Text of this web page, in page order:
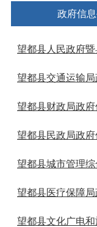
政府信
望都县人民政府
望都县交通运输
望都县财政局政
望都县民政局政
望都县城市管理
望都县医疗保障
望都县文化广电